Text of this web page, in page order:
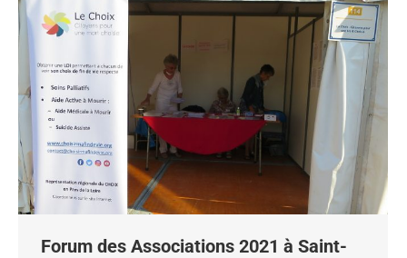
Forum des Associations 2021 à Saint-